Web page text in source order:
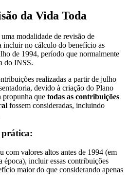
da Vida Toda
uma modalidade de revisão de
incluir no cálculo do benefício as
de 1994, período que normalmente
do INSS.
realizadas a partir de julho
devido à criação do Plano
propunha que todas as contribuições
fossem consideradas, incluindo
com valores altos antes de 1994 (em
época), incluir essas contribuições
maior do que considerando apenas